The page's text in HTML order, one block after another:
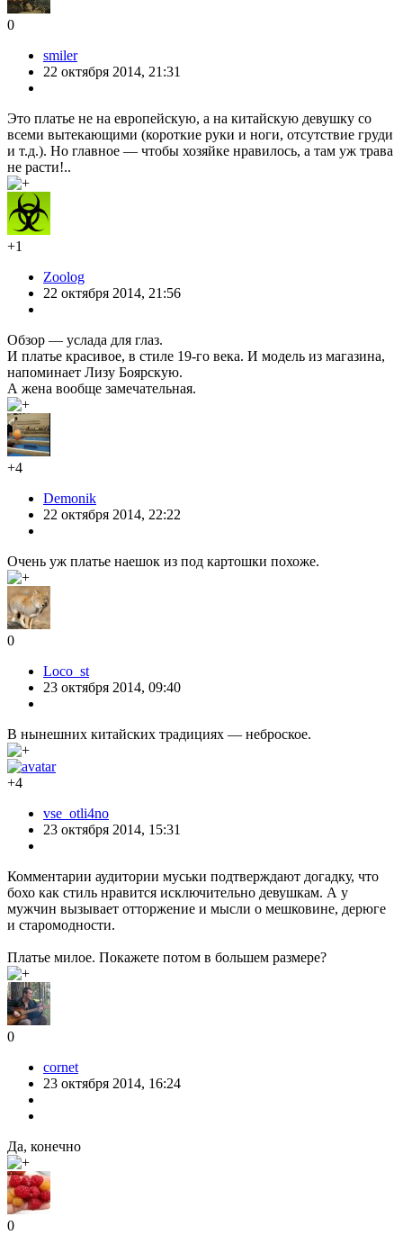
0
smiler
22 октября 2014, 21:31
Это платье не на европейскую, а на китайскую девушку со
всеми вытекающими (короткие руки и ноги, отсутствие груди
и т.д.). Но главное — чтобы хозяйке нравилось, а там уж трава
не расти!..
+1
Zoolog
22 октября 2014, 21:56
Обзор — услада для глаз.
И платье красивое, в стиле 19-го века. И модель из магазина,
напоминает Лизу Боярскую.
А жена вообще замечательная.
+4
Demonik
22 октября 2014, 22:22
Очень уж платье наешок из под картошки похоже.
0
Loco_st
23 октября 2014, 09:40
В нынешних китайских традициях — неброское.
+4
vse_otli4no
23 октября 2014, 15:31
Комментарии аудитории муськи подтверждают догадку, что
бохо как стиль нравится исключительно девушкам. А у
мужчин вызывает отторжение и мысли о мешковине, дерюге
и старомодности.
Платье милое. Покажете потом в большем размере?
0
cornet
23 октября 2014, 16:24
Да, конечно
0